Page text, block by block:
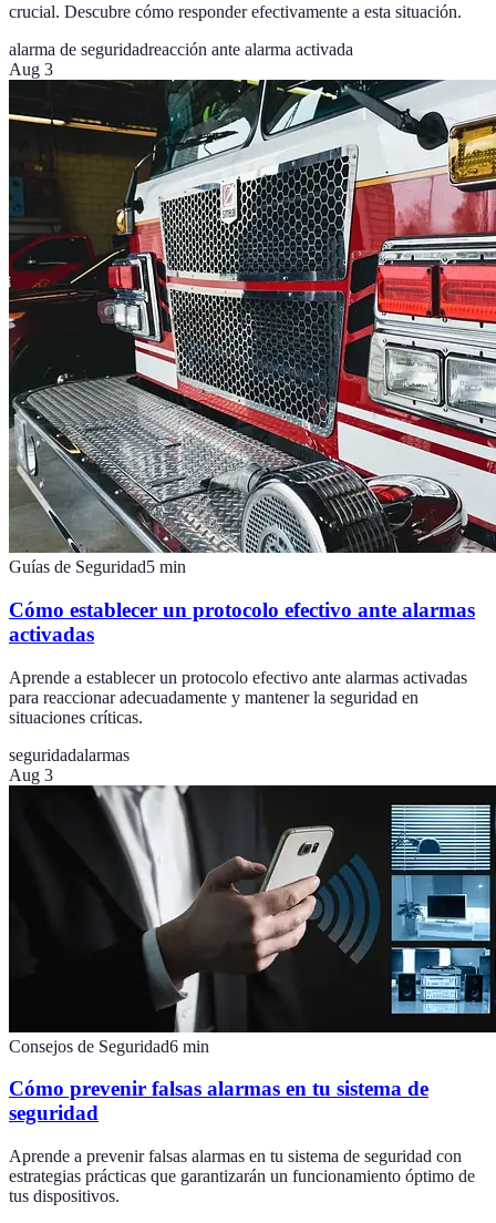
crucial. Descubre cómo responder efectivamente a esta situación.
alarma de seguridadreacción ante alarma activada
Aug 3
Guías de Seguridad5 min
Cómo establecer un protocolo efectivo ante alarmas
activadas
Aprende a establecer un protocolo efectivo ante alarmas activadas
para reaccionar adecuadamente y mantener la seguridad en
situaciones críticas.
seguridadalarmas
Aug 3
Consejos de Seguridad6 min
Cómo prevenir falsas alarmas en tu sistema de
seguridad
Aprende a prevenir falsas alarmas en tu sistema de seguridad con
estrategias prácticas que garantizarán un funcionamiento óptimo de
tus dispositivos.